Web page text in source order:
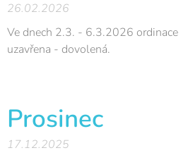
26.02.2026
Ve dnech 2.3. - 6.3.2026 ordinace
uzavřena - dovolená.
Prosinec
17.12.2025